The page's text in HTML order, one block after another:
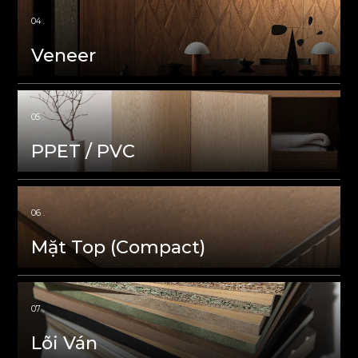
Veneer
PPET / PVC
Mặt Top (Compact)
Lõi Ván